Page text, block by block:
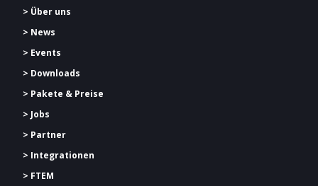
> Über uns
> News
> Events
> Downloads
> Pakete & Preise
> Jobs
> Partner
> Integrationen
> FTEM